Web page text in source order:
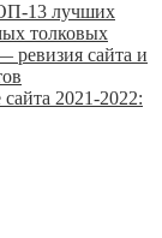
13 лучших
толковых
ревизия сайта и
2021-2022: